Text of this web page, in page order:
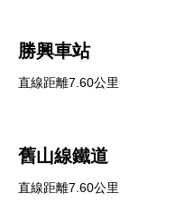
勝興車站
直線距離7.60公里
舊山線鐵道
直線距離7.60公里